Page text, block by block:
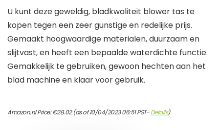
U kunt deze geweldig, bladkwaliteit blower tas te
kopen tegen een zeer gunstige en redelijke prijs.
Gemaakt hoogwaardige materialen, duurzaam en
slijtvast, en heeft een bepaalde waterdichte functie.
Gemakkelijk te gebruiken, gewoon hechten aan het
blad machine en klaar voor gebruik.
Amazon.nl Price:€28.02(as of 10/04/2023 06:51 PST-Details)